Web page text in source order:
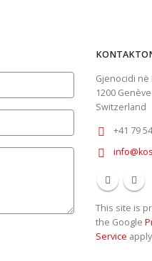
Gjenocidi në
1200 Genève
Switzerland
+41 79
This site is
the Google
Service